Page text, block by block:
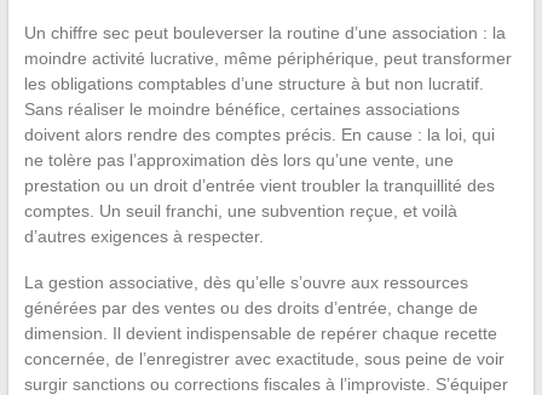
Un chiffre sec peut bouleverser la routine d’une association : la
moindre activité lucrative, même périphérique, peut transformer
les obligations comptables d’une structure à but non lucratif.
Sans réaliser le moindre bénéfice, certaines associations
doivent alors rendre des comptes précis. En cause : la loi, qui
ne tolère pas l’approximation dès lors qu’une vente, une
prestation ou un droit d’entrée vient troubler la tranquillité des
comptes. Un seuil franchi, une subvention reçue, et voilà
d’autres exigences à respecter.
La gestion associative, dès qu’elle s’ouvre aux ressources
générées par des ventes ou des droits d’entrée, change de
dimension. Il devient indispensable de repérer chaque recette
concernée, de l’enregistrer avec exactitude, sous peine de voir
surgir sanctions ou corrections fiscales à l’improviste. S’équiper